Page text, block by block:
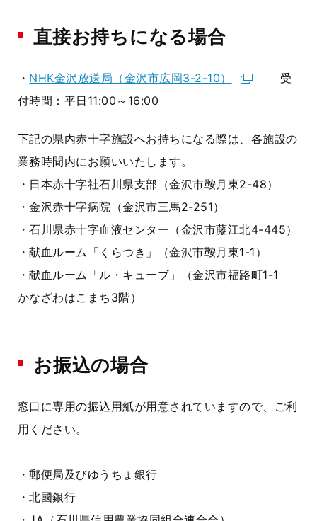
直接お持ちになる場合
・ NHK金沢放送局（金沢市広岡3-2-10）
受
付時間：平日11:00～16:00
下記の県内赤十字施設へお持ちになる際は、各施設の
業務時間内にお願いいたします。
・日本赤十字社石川県支部（金沢市鞍月東2-48）
・金沢赤十字病院（金沢市三馬2-251）
・石川県赤十字血液センター（金沢市藤江北4-445）
・献血ルーム「くらつき」（金沢市鞍月東1-1）
・献血ルーム「ル・キューブ」（金沢市福路町1-1
かなざわはこまち3階）
お振込の場合
窓口に専用の振込用紙が用意されていますので、ご利
用ください。
・郵便局及びゆうちょ銀行
・北國銀行